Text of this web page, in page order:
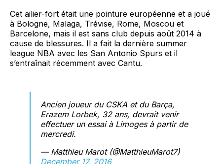
Cet ailier-fort était une pointure européenne et a joué
à Bologne, Malaga, Trévise, Rome, Moscou et
Barcelone, mais il est sans club depuis août 2014 à
cause de blessures. Il a fait la dernière summer
league NBA avec les San Antonio Spurs et il
s’entraînait récemment avec Cantu.
Ancien joueur du CSKA et du Barça,
Erazem Lorbek, 32 ans, devrait venir
effectuer un essai à Limoges à partir de
mercredi.
— Matthieu Marot (@MatthieuMarot7)
December 17, 2016